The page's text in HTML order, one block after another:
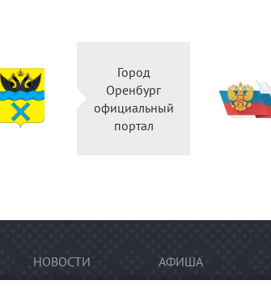
Город
Оренбург
официальный
портал
НОВОСТИ АФИША